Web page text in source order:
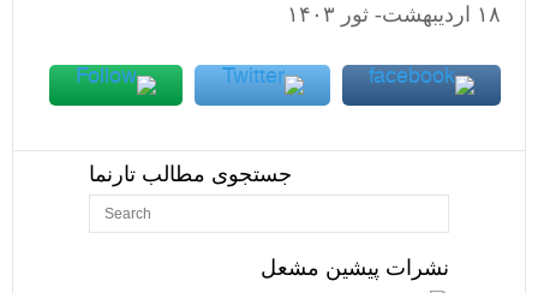
١٨ اردیبهشت- ثور ١۴٠٣
جستجوی مطالب تارنما
نشرات پیشین مشعل